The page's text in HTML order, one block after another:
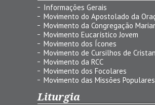
Informações Gerais
Movimento do Apostolado da
Movimento da Congregação
Movimento Eucarístico Jovem
Movimento dos Ícones
Movimento de Cursilhos de
Movimento da RCC
Movimento dos Focolares
Movimento das Missões Populares
Liturgia